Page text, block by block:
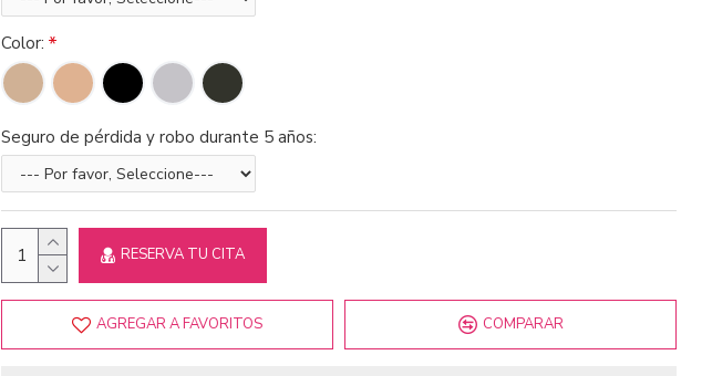
Color:
Seguro de pérdida y robo durante 5 años:
RESERVA TU CITA
AGREGAR A FAVORITOS COMPARAR